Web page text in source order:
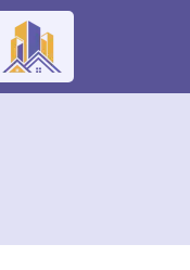
المحتوى